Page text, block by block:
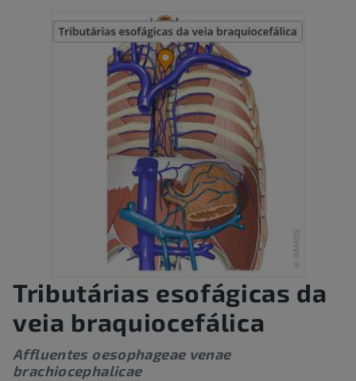
Tributárias esofágicas da
veia braquiocefálica
Affluentes oesophageae venae
brachiocephalicae